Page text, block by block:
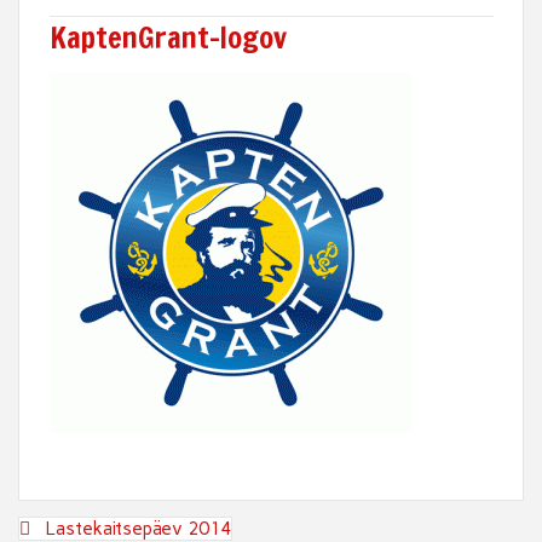
KaptenGrant-logov
PostLastekaitsepäev 2014